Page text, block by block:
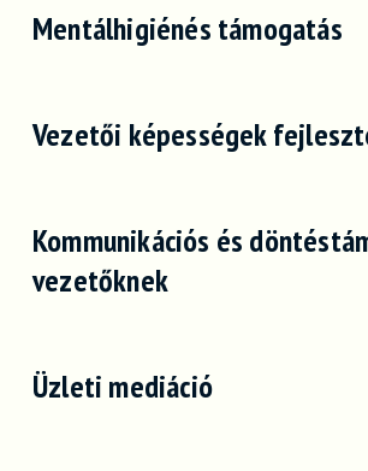
Mentálhigiénés támogatás
Vezetői képességek
Kommunikációs és
vezetőknek
Üzleti mediáció